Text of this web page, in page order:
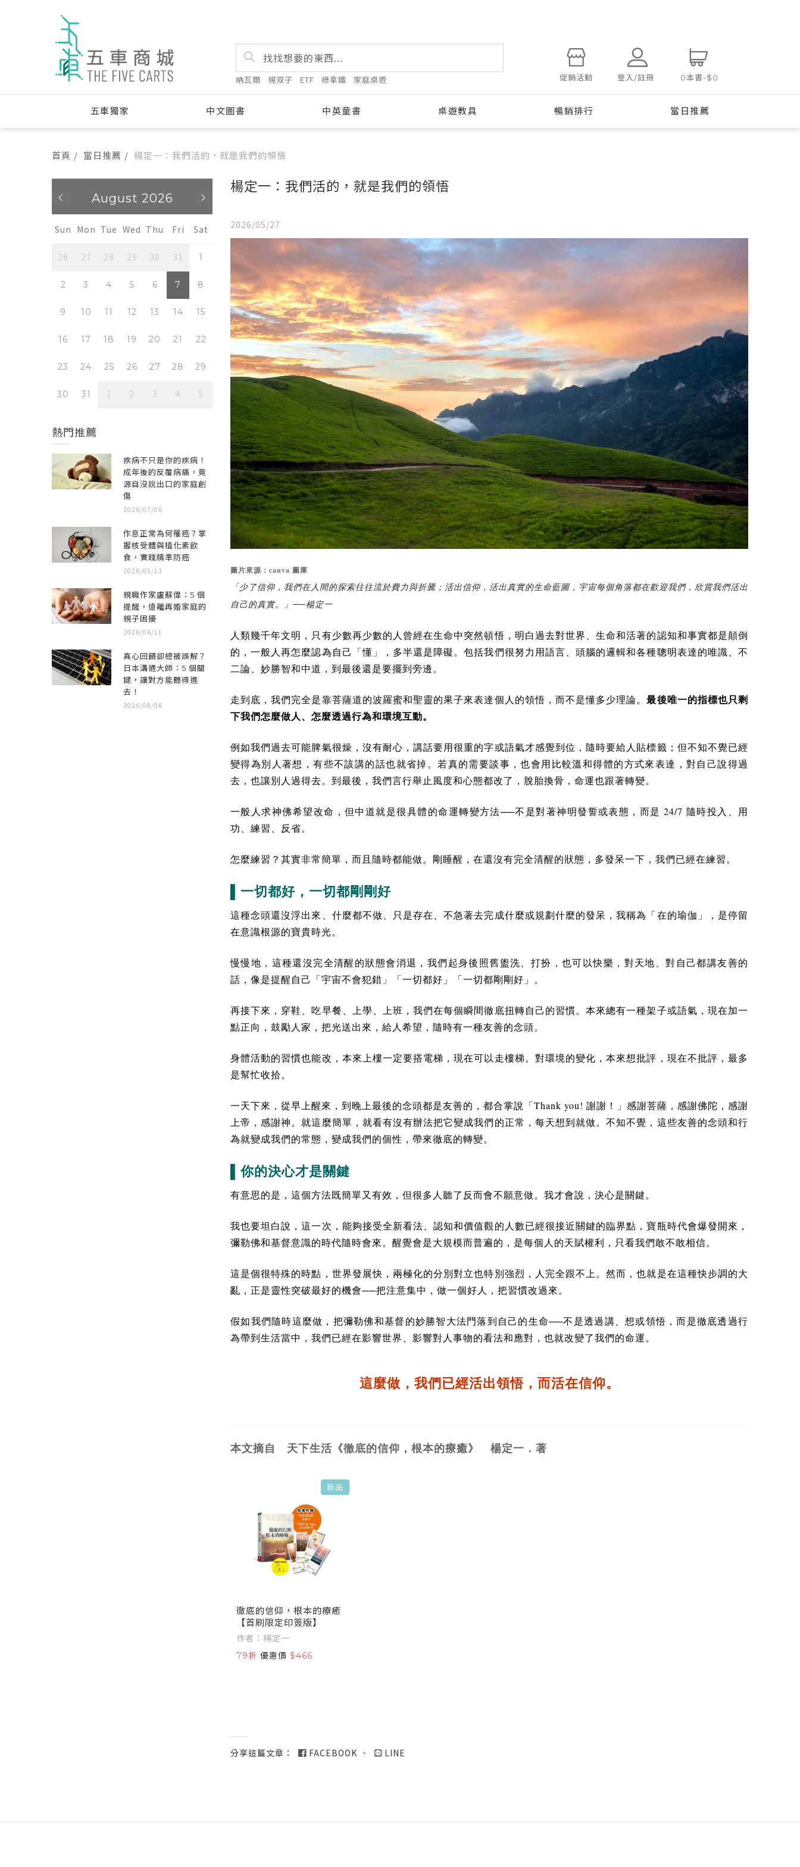
納瓦爾 楊双子 ETF 綠拿鐵 家庭桌遊 促銷活動 登入/註冊 0本書-$0
五車獨家 中文圖書 中英童書 桌遊教具 暢銷排行 當日推薦
首頁 當日推薦 楊定一：我們活的，就是我們的領悟
楊定一：我們活的，就是我們的領悟
2026/05/27
圖片來源： canva 圖庫
「少了信仰，我們在人間的探索往往流於費力與折騰；活出信仰，活出真實的生命藍圖，宇宙每個角落都在歡迎我們，欣賞我們活出
自己的真實。」──楊定一
人類幾千年文明，只有少數再少數的人曾經在生命中突然頓悟，明白過去對世界、生命和活著的認知和事實都是顛倒
的，一般人再怎麼認為自己「懂」，多半還是障礙。包括我們很努力用語言、頭腦的邏輯和各種聰明表達的唯識、不
二論、妙勝智和中道，到最後還是要擺到旁邊。
走到底，我們完全是靠菩薩道的波羅蜜和聖靈的果子來表達個人的領悟，而不是懂多少理論。最後唯一的指標也只剩
下我們怎麼做人、怎麼透過行為和環境互動。
例如我們過去可能脾氣很燥，沒有耐心，講話要用很重的字或語氣才感覺到位，隨時要給人貼標籤；但不知不覺已經
變得為別人著想，有些不該講的話也就省掉。若真的需要談事，也會用比較溫和得體的方式來表達，對自己說得過
去，也讓別人過得去。到最後，我們言行舉止風度和心態都改了，脫胎換骨，命運也跟著轉變。
一般人求神佛希望改命，但中道就是很具體的命運轉變方法──不是對著神明發誓或表態，而是24/7 隨時投入、用
功、練習、反省。
怎麼練習？其實非常簡單，而且隨時都能做。剛睡醒，在還沒有完全清醒的狀態，多發呆一下，我們已經在練習。
▌一切都好，一切都剛剛好
這種念頭還沒浮出來、什麼都不做、只是存在、不急著去完成什麼或規劃什麼的發呆，我稱為「在的瑜伽」，是停留
在意識根源的寶貴時光。
慢慢地，這種還沒完全清醒的狀態會消退，我們起身後照舊盥洗、打扮，也可以快樂，對天地、對自己都講友善的
話，像是提醒自己「宇宙不會犯錯」「一切都好」「一切都剛剛好」。
再接下來，穿鞋、吃早餐、上學、上班，我們在每個瞬間徹底扭轉自己的習慣。本來總有一種架子或語氣，現在加一
點正向，鼓勵人家，把光送出來，給人希望，隨時有一種友善的念頭。
身體活動的習慣也能改，本來上樓一定要搭電梯，現在可以走樓梯。對環境的變化，本來想批評，現在不批評，最多
是幫忙收拾。
一天下來，從早上醒來，到晚上最後的念頭都是友善的，都合掌說「 Thank you! 謝謝！」感謝菩薩，感謝佛陀，感謝
上帝，感謝神。就這麼簡單，就看有沒有辦法把它變成我們的正常，每天想到就做。不知不覺，這些友善的念頭和行
為就變成我們的常態，變成我們的個性，帶來徹底的轉變。
▌你的決心才是關鍵
有意思的是，這個方法既簡單又有效，但很多人聽了反而會不願意做。我才會說，決心是關鍵。
我也要坦白說，這一次，能夠接受全新看法、認知和價值觀的人數已經很接近關鍵的臨界點，寶瓶時代會爆發開來，
彌勒佛和基督意識的時代隨時會來。醒覺會是大規模而普遍的，是每個人的天賦權利，只看我們敢不敢相信。
這是個很特殊的時點，世界發展快，兩極化的分別對立也特別強烈，人完全跟不上。然而，也就是在這種快步調的大
亂，正是靈性突破最好的機會──把注意集中，做一個好人，把習慣改過來。
假如我們隨時這麼做，把彌勒佛和基督的妙勝智大法門落到自己的生命──不是透過講、想或領悟，而是徹底透過行
為帶到生活當中，我們已經在影響世界、影響對人事物的看法和應對，也就改變了我們的命運。
這麼做，我們已經活出領悟，而活在信仰。
本文摘自 天下生活《徹底的信仰，根本的療癒》 楊定一．著
新品
徹底的信仰，根本的療癒
【首刷限定印簽版】
作者：楊定一
79折 優惠價 $466
分享這篇文章： FACEBOOK 、 LINE
August 2026
Sun Mon Tue Wed Thu Fri Sat
26 27 28 29 30 31 1
2 3 4 5 6 7 8
9 10 11 12 13 14 15
16 17 18 19 20 21 22
23 24 25 26 27 28 29
30 31 1 2 3 4 5
Sun Mon Tue
31
3 5 6 7 8
10 11 12 13 14 15
17 18 19 20 21 22
24 25 26 27 28 29
31 1 5
熱門推薦
疾病不只是你的疾病！
成年後的反覆病痛，竟
源自沒說出口的家庭創
傷
2026/07/06
作息正常為何罹癌？掌
握核受體與植化素飲
食，實踐精準防癌
2026/05/13
親職作家盧蘇偉：5 個
提醒，遠離再婚家庭的
親子困擾
2026/06/11
真心回饋卻總被誤解？
日本溝通大師：5 個關
鍵，讓對方能聽得進
去！
2026/08/06